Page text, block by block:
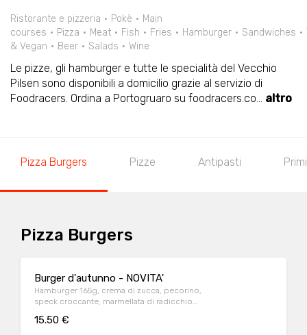
Ristorante e pizzeria Pokè
Main
courses
Pizza Meat Fish Fries Hamburger Sandwiches
& Vegan
Beer Salads Wine
Le pizze, gli hamburger e tutte le specialità del Vecchio
Pilsen sono disponibili a domicilio grazie al servizio di
Foodracers. Ordina a Portogruaro su foodracers.co... altro
Pizza Burgers Pizze Antipasti
Pizza Burgers
Burger d'autunno - NOVITA'
Hamburger 165g, crema di zucca, pecorino,
speck croccante, marmellata di radicchio
15.50 €